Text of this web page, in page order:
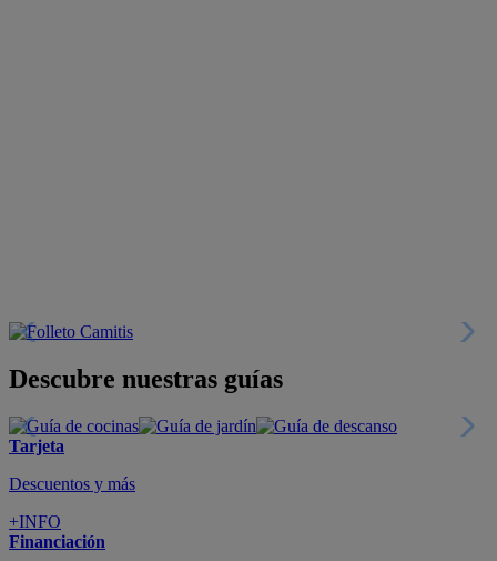
Descubre nuestras guías
Tarjeta
Descuentos y más
+INFO
Financiación